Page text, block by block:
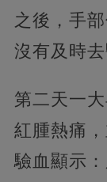
之後，手
沒有及時去
第二天一
紅腫熱痛
驗血顯示